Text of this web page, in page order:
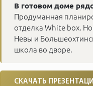
В готовом доме
Продуманная
отделка White box.
Невы и
школа во дворе.
СКАЧАТЬ